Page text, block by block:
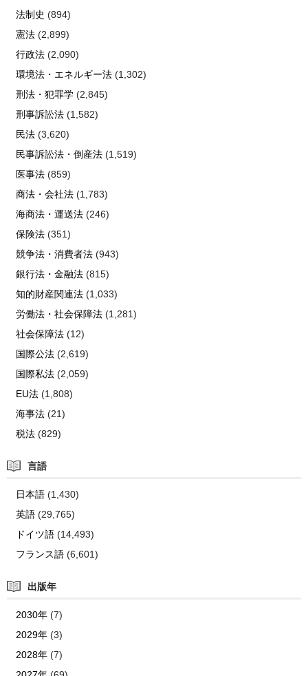
法制史 (894)
憲法(2,899)
行政法(2,090)
環境法・エネルギー法(1,302)
刑法・犯罪学(2,845)
刑事訴訟法(1,582)
民法(3,620)
民事訴訟法・倒産法(1,519)
医事法(859)
商法・会社法(1,783)
海商法・運送法(246)
保険法(351)
競争法・消費者法(943)
銀行法・金融法(815)
知的財産関連法(1,033)
労働法・社会保障法(1,281)
社会保障法(12)
国際公法(2,619)
国際私法(2,059)
EU法(1,808)
海事法(21)
税法(829)
言語
日本語(1,430)
英語(29,765)
ドイツ語(14,493)
フランス語(6,601)
出版年
2030年(7)
2029年(3)
2028年(7)